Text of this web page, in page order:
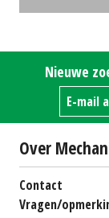
Nieuwe
Over
Contact
Vragen/